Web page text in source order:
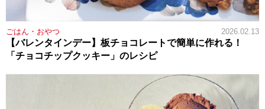
ごはん・おやつ 2026.02.13
【バレンタインデー】板チョコレートで簡単に作れる！
「チョコチップクッキー」のレシピ